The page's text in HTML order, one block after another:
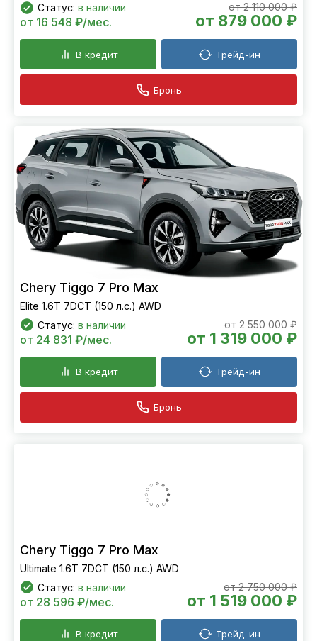
Статус: в наличии от 2 110 000 ₽
от 879 000 ₽
от 16 548 ₽/мес.
В кредит Трейд-ин
Бронь
Chery Tiggo 7 Pro Max
Elite 1.6T 7DCT (150 л.с.) AWD
Статус: в наличии от 2 550 000 ₽
от 1 319 000 ₽
от 24 831 ₽/мес.
В кредит Трейд-ин
Бронь
Chery Tiggo 7 Pro Max
Ultimate 1.6T 7DCT (150 л.с.) AWD
Статус: в наличии от 2 750 000 ₽
от 1 519 000 ₽
от 28 596 ₽/мес.
В кредит Трейд-ин